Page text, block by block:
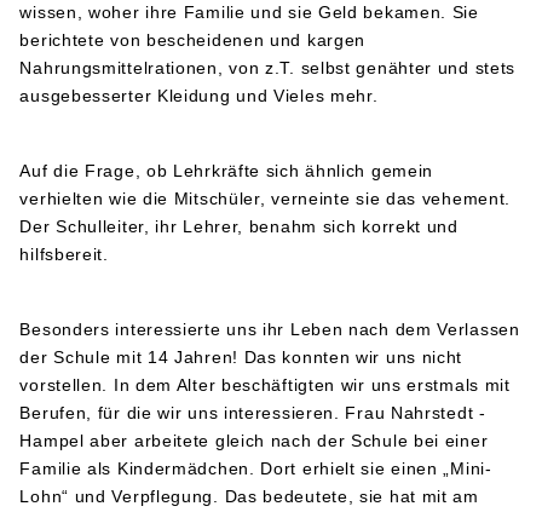
wissen, woher ihre Familie und sie Geld bekamen. Sie
berichtete von bescheidenen und kargen
Nahrungsmittelrationen, von z.T. selbst genähter und stets
ausgebesserter Kleidung und Vieles mehr.
Auf die Frage, ob Lehrkräfte sich ähnlich gemein
verhielten wie die Mitschüler, verneinte sie das vehement.
Der Schulleiter, ihr Lehrer, benahm sich korrekt und
hilfsbereit.
Besonders interessierte uns ihr Leben nach dem Verlassen
der Schule mit 14 Jahren! Das konnten wir uns nicht
vorstellen. In dem Alter beschäftigten wir uns erstmals mit
Berufen, für die wir uns interessieren. Frau Nahrstedt -
Hampel aber arbeitete gleich nach der Schule bei einer
Familie als Kindermädchen. Dort erhielt sie einen „Mini-
Lohn“ und Verpflegung. Das bedeutete, sie hat mit am